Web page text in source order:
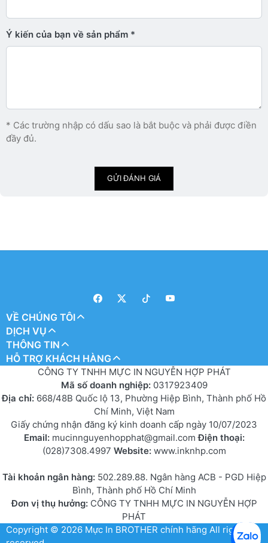
Ý kiến ​​của bạn về sản phẩm
* Các trường nhập có dấu sao là bắt buộc và phải được điền
đầy đủ.
GỬI ĐÁNH GIÁ
VỀ CHÚNG TÔI
DỊCH VỤ
THÔNG TIN
HỖ TRỢ KHÁCH HÀNG
CÔNG TY TNHH MỰC IN NGUYỄN HỢP PHÁT
Mã số doanh nghiệp: 0317923409
Địa chỉ: 668/48B Quốc lộ 13, Phường Hiệp Bình, Thành phố Hồ
Chí Minh, Việt Nam
Giấy chứng nhận đăng ký kinh doanh cấp ngày 10/07/2023
Email: mucinnguyenhopphat@gmail.comĐiện thoại:
(028)7308.4997 Website: www.inknhp.com
Tài khoản ngân hàng: 502.289.88. Ngân hàng ACB - PGD Hiệp
Bình, Thành phố Hồ Chí Minh
Đơn vị thụ hưởng:CÔNG TY TNHH MỰC IN NGUYỄN HỢP
PHÁT
Copyright © 2026 Mực In BROTHER chính hãng All rights